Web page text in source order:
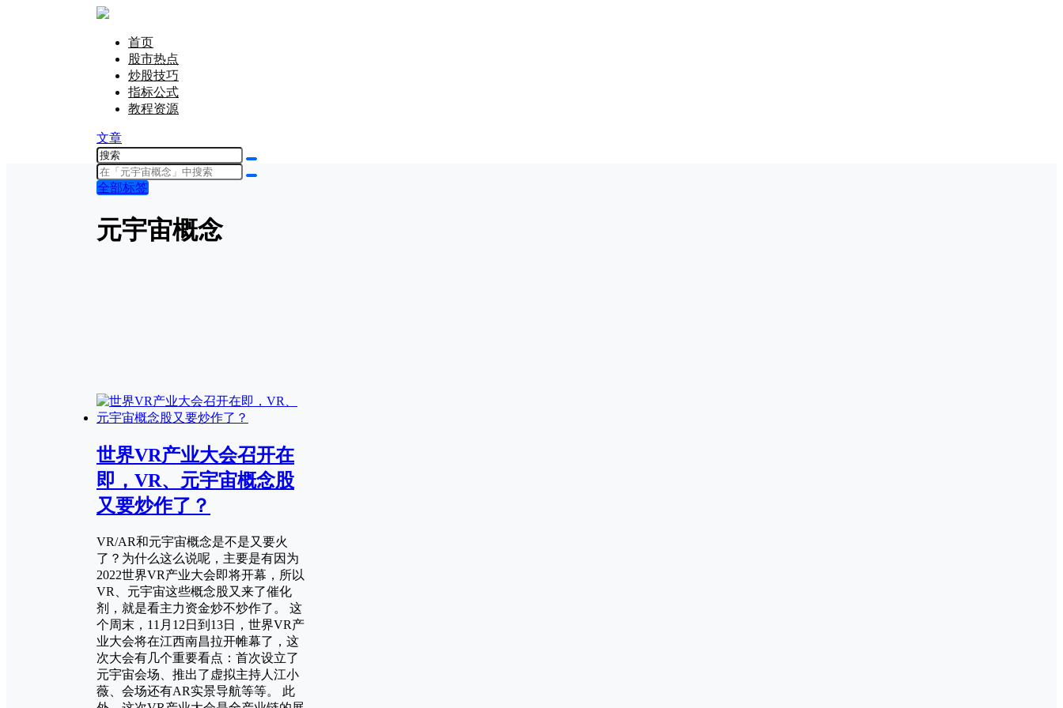
首页
股市热点
炒股技巧
指标公式
教程资源
文章
全部标签
元宇宙概念
世界VR产业大会召开在
即，VR、元宇宙概念股
又要炒作了？
VR/AR和元宇宙概念是不是又要火
了？为什么这么说呢，主要是有因为
2022世界VR产业大会即将开幕，所以
VR、元宇宙这些概念股又来了催化
剂，就是看主力资金炒不炒作了。 这
个周末，11月12日到13日，世界VR产
业大会将在江西南昌拉开帷幕了，这
次大会有几个重要看点：首次设立了
元宇宙会场、推出了虚拟主持人江小
薇、会场还有AR实景导航等等。 此